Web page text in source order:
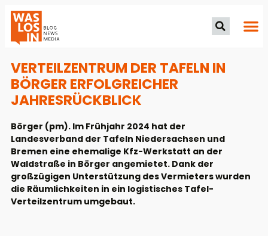
VERTEILZENTRUM DER TAFELN IN
BÖRGER ERFOLGREICHER
JAHRESRÜCKBLICK
Börger (pm). Im Frühjahr 2024 hat der
Landesverband der Tafeln Niedersachsen und
Bremen eine ehemalige Kfz-Werkstatt an der
Waldstraße in Börger angemietet. Dank der
großzügigen Unterstützung des Vermieters wurden
die Räumlichkeiten in ein logistisches Tafel-
Verteilzentrum umgebaut.